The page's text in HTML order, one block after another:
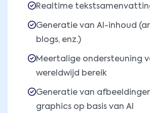
Realtime
Generatie van AI-inhoud
blogs, enz.)
Meertalige ondersteuning
wereldwijd bereik
Generatie van
graphics op basis van AI